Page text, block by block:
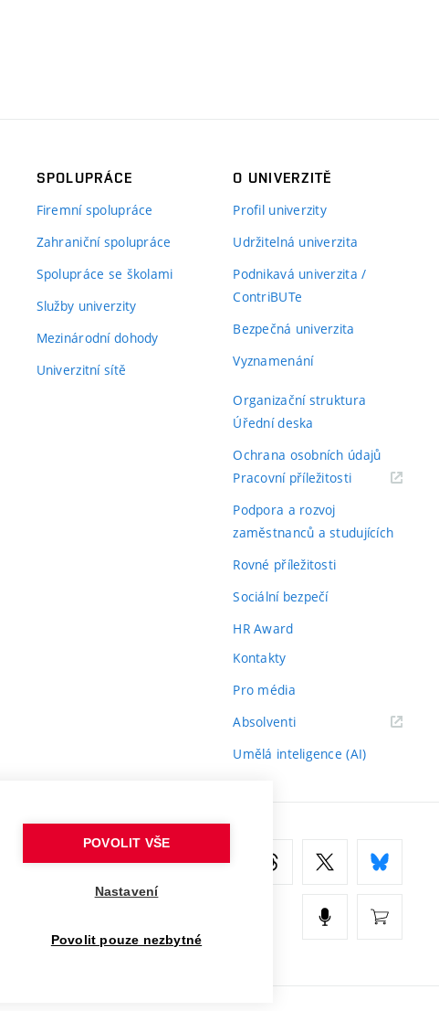
SPOLUPRÁCE
Firemní spolupráce
Zahraniční spolupráce
Spolupráce se školami
Služby univerzity
Mezinárodní dohody
Univerzitní sítě
O UNIVERZITĚ
Profil univerzity
Udržitelná univerzita
Podnikavá univerzita /
ContriBUTe
Bezpečná univerzita
Vyznamenání
Organizační struktura
Úřední deska
Ochrana osobních údajů
Pracovní příležitosti(externí
Podpora a rozvoj
zaměstnanců a studujících
Rovné příležitosti
Sociální bezpečí
HR Award
Kontakty
Pro média
Absolventi(externí
Umělá inteligence (AI)
POVOLIT VŠE
Nastavení
Povolit pouze nezbytné